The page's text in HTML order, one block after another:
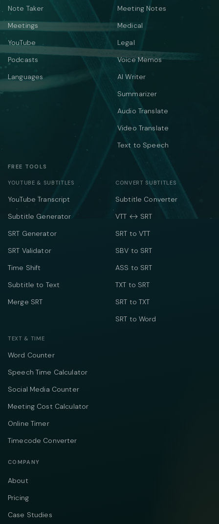
Note Taker
Meetings
YouTube
Podcasts
Languages
Meeting Notes
Medical
Legal
Voice Memos
AI Writer
Summarizer
Audio Translate
Video Translate
Text to Speech
FREE TOOLS
YOUTUBE & SUBTITLES
YouTube Transcript
Subtitle Generator
SRT Generator
SRT Validator
Time Shift
Subtitle to Text
Merge SRT
CONVERT SUBTITLES
Subtitle Converter
VTT ↔ SRT
SRT to VTT
SBV to SRT
ASS to SRT
TXT to SRT
SRT to TXT
SRT to Word
TEXT & TIME
Word Counter
Speech Time Calculator
Social Media Counter
Meeting Cost Calculator
Online Timer
Timecode Converter
COMPANY
About
Pricing
Case Studies